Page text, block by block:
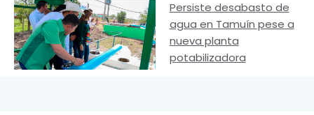
Persiste desabasto de
agua en Tamuín pese a
nueva planta
potabilizadora